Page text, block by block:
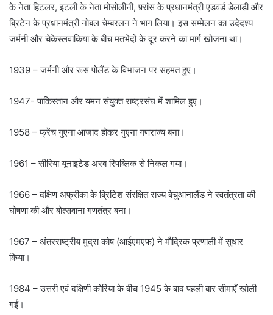
के नेता हिटलर, इटली के नेता मोसोलीनी, फ़्रांस के प्रधानमंत्री एडवर्ड डेलाडी और
ब्रिटेन के प्रधानमंत्री नोबल चेम्बरलन ने भाग लिया। इस सम्मेलन का उदेदश्य
जर्मनी और चेकेस्लवाकिया के बीच मतभेदों के दूर करने का मार्ग खोजना था।
1939 – जर्मनी और रूस पोलैंड के विभाजन पर सहमत हुए।
1947- पाकिस्तान और यमन संयुक्त राष्ट्रसंघ में शामिल हुए।
1958 – फ्रेंच गुएना आजाद होकर गुएना गणराज्य बना।
1961 – सीरिया यूनाइटेड अरब रिपब्लिक से निकल गया।
1966 – दक्षिण अफ्रीका के ब्रिटिश संरक्षित राज्य बेचुआनालैंड ने स्वतंत्रता की
घोषणा की और बोत्सवाना गणतंत्र बना।
1967 – अंतरराष्ट्रीय मुद्रा कोष (आईएमएफ) ने मौद्रिक प्रणाली में सुधार
किया।
1984 – उत्तरी एवं दक्षिणी कोरिया के बीच 1945 के बाद पहली बार सीमाएँ खोली
गईं।